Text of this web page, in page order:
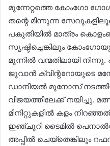
മുന്നേറ്റത്തെ കോംഗോ
തന്റെ മിന്നുന്ന
പകുതിയിൽ മാത്രം
സൃഷ്ടിച്ചെങ്കിലും
മുന്നിൽ വന്മതിലായി നിന്നു.
ജുവാൻ ക്വിന്ററോയുടെ
ഡാനിയൽ മുനോസ്
വിജയത്തിലേക്ക് നയിച്ചു.
മിനിറ്റുകളിൽ കളം
ഇഞ്ചുറി ടൈമിൽ
അപ്പീൽ ചെയ്തെങ്കിലും